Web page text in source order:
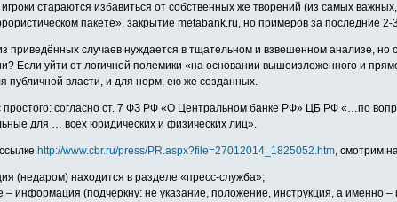
стараются избавиться от собственных же творений (из самых
пакете», закрытие metabank.ru, но примеров за последние
приведённых случаев нуждается в тщательном и взвешенном анализе, но
Если уйти от логичной полемики «на основании вышеизложенного и
публичной власти, и для норм, ею же созданных.
простого: согласно ст. 7 ФЗ РФ «О Центральном банке РФ» ЦБ РФ «…по
для … всех юридических и физических лиц».
http://www.cbr.ru/press/PR.aspx?file=27012014_1825052.htm, смотрим
(недаром) находится в разделе «пресс-служба»;
– информация (подчеркну: не указание, положение, инструкция, а именно